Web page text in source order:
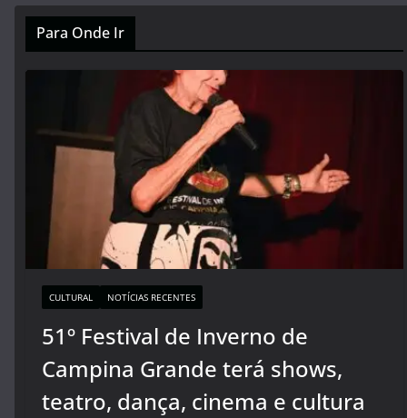
Para Onde Ir
CULTURAL NOTÍCIAS RECENTES
51º Festival de Inverno de
Campina Grande terá shows,
teatro, dança, cinema e cultura